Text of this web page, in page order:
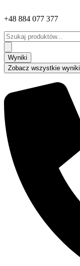
+48 884 077 377
Search
...
Wyniki
Zobacz wszystkie wyniki